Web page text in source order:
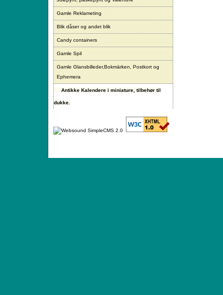
Gamle Reklameting
Blik dåser og andet blik
Candy containers
Gamle Spil
Gamle Glansbilleder,Bokmärken, Postkort og
Ephemera
Antikke Kalendere i miniature, tilbehør til
dukke.